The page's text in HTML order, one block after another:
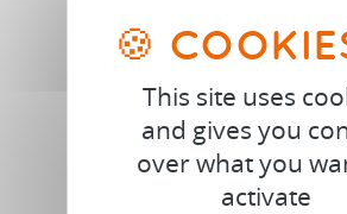
FAVORISEZ LA
21 avril 2023
Répondez à notre bref
surélévation des
This site uses
and gives you
over what you
activate